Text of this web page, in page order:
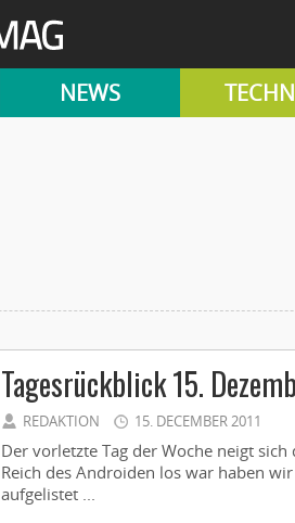
NEWS
Tagesrückblick 15.
REDAKTION 15. DECEMBER 2011
Der vorletzte Tag der Woche neigt
Reich des Androiden los war haben
aufgelistet ...